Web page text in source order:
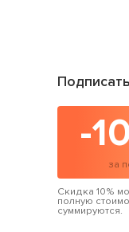
-
за
Скидка 10%
полную
суммируются.